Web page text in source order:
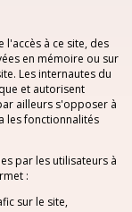
l'accès à ce site, des
en mémoire ou sur
Les internautes du
et autorisent
ailleurs s'opposer à
les fonctionnalités
par les utilisateurs à
:
sur le site,